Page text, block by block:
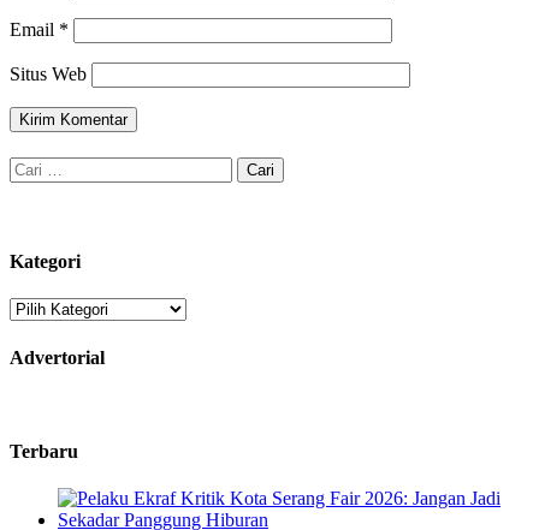
Email *
Situs Web
Cari
untuk:
Kategori
Kategori
Advertorial
Terbaru